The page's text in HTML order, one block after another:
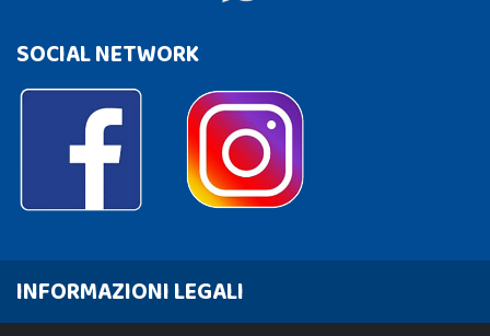
SOCIAL NETWORK
INFORMAZIONI LEGALI